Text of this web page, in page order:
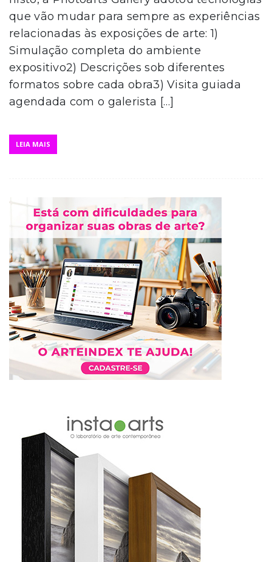
que vão mudar para sempre as experiências
relacionadas às exposições de arte: 1)
Simulação completa do ambiente
expositivo2) Descrições sob diferentes
formatos sobre cada obra3) Visita guiada
agendada com o galerista […]
LEIA MAIS